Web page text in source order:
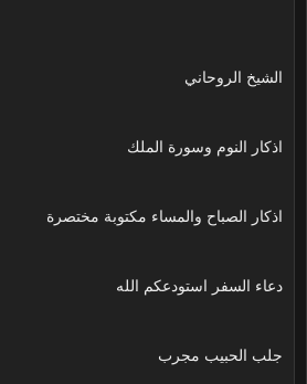
الشيخ الروحاني
اذكار النوم وسورة الملك
اذكار الصباح والمساء مكتوبة مختصرة
دعاء السفر استودعكم الله
جلب الحبيب مجرب